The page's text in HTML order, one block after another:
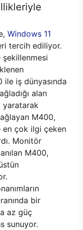
Windows 11
tercih ediliyor.
şekillenmesi
ile iş dünyasında
alan
yaratarak
M400,
en çok ilgi çeken
Monitör
M400,
bir
az güç
sunuyor.